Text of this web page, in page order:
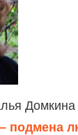
Домкина
подмена